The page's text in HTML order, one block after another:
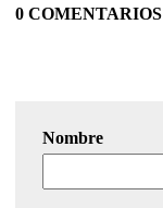
0 COMENTARIOS
Nombre